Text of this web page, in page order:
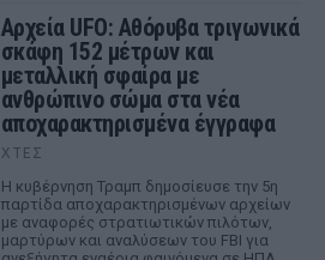
Αρχεία UFO: Αθόρυβα τριγωνικά
σκάφη 152 μέτρων και
μεταλλική σφαίρα με
ανθρώπινο σώμα στα νέα
αποχαρακτηρισμένα έγγραφα
ΧΤΕΣ
Η κυβέρνηση Τραμπ δημοσίευσε την 5η
παρτίδα αποχαρακτηρισμένων αρχείων
με αναφορές στρατιωτικών πιλότων,
μαρτύρων και αναλύσεων του FBI για